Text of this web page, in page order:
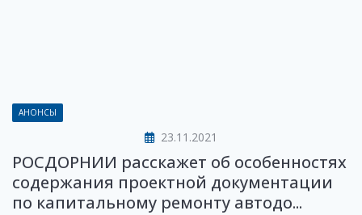
АНОНСЫ
23.11.2021
РОСДОРНИИ расскажет об особенностях
содержания проектной документации
по капитальному ремонту автодо...